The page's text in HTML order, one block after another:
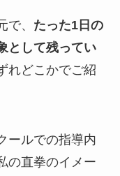
、 たった1日の
として残ってい
れどこかでご紹
ールでの指導内
の直拳のイメー